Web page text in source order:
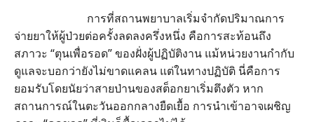
การที่สถานพยาบาลเริ่มจำกัดปริมาณการ
จ่ายยาให้ผู้ป่วยต่อครั้งลดลงครึ่งหนึ่ง คือการสะท้อนถึง
สภาวะ “ตุนเพื่อรอด” ของฝั่งผู้ปฏิบัติงาน แม้หน่วยงานกำกับ
ดูแลจะบอกว่ายังไม่ขาดแคลน แต่ในทางปฏิบัติ นี่คือการ
ยอมรับโดยนัยว่าสายป่านของสต็อกยาเริ่มตึงตัว หาก
สถานการณ์ในตะวันออกกลางยืดเยื้อ การนำเข้าอาจเผชิญ